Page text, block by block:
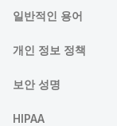
일반적인 용어
개인 정보 정책
보안 성명
HIPAA